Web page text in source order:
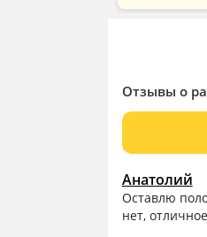
Отзывы о
Анатолий
Оставлю
нет,